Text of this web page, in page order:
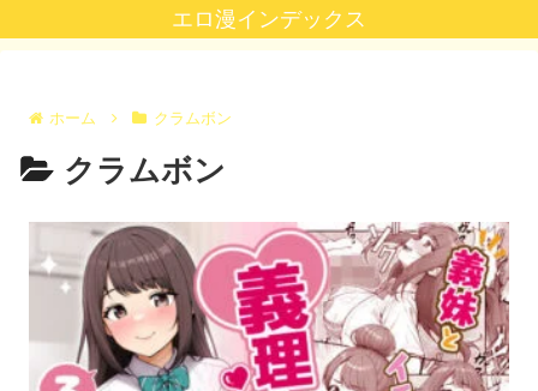
エロ漫インデックス
ホーム クラムボン
クラムボン